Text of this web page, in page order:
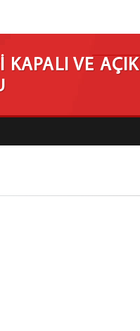
KAPALI VE AÇIK